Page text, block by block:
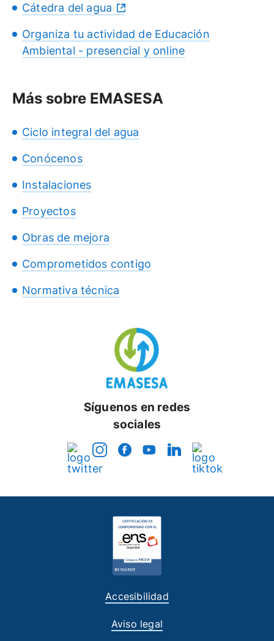
Cátedra del agua
Organiza tu actividad de Educación
Ambiental - presencial y online
Más sobre EMASESA
Ciclo integral del agua
Conócenos
Instalaciones
Proyectos
Obras de mejora
Comprometidos contigo
Normativa técnica
Síguenos en redes
sociales
Accesibilidad
Aviso legal